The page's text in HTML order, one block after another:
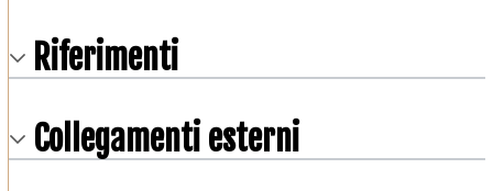
Riferimenti
Collegamenti esterni